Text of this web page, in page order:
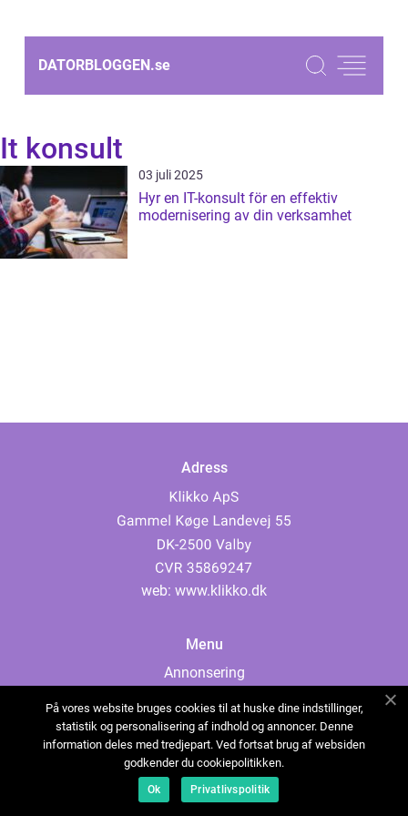
DATORBLOGGEN.se
It konsult
03 juli 2025
Hyr en IT-konsult för en effektiv
modernisering av din verksamhet
Adress
web: www.klikko.dk
Menu
Annonsering
Cookies
Kontakta oss
Sitemap
På vores website bruges cookies til at huske dine indstillinger,
statistik og personalisering af indhold og annoncer. Denne
information deles med tredjepart. Ved fortsat brug af websiden
godkender du cookiepolitikken.
Ok Privatlivspolitik